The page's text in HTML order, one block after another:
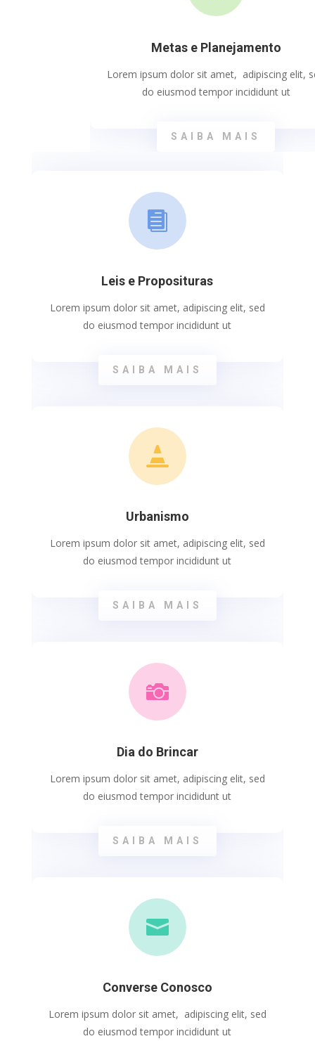
Metas e Planejamento
Lorem ipsum dolor sit amet, adipiscing elit,
do eiusmod tempor incididunt ut
SAIBA MAIS

Leis e Proposituras
Lorem ipsum dolor sit amet, adipiscing elit, sed
do eiusmod tempor incididunt ut
SAIBA MAIS

Urbanismo
Lorem ipsum dolor sit amet, adipiscing elit, sed
do eiusmod tempor incididunt ut
SAIBA MAIS

Dia do Brincar
Lorem ipsum dolor sit amet, adipiscing elit, sed
do eiusmod tempor incididunt ut
SAIBA MAIS

Converse Conosco
Lorem ipsum dolor sit amet, adipiscing elit, sed
do eiusmod tempor incididunt ut